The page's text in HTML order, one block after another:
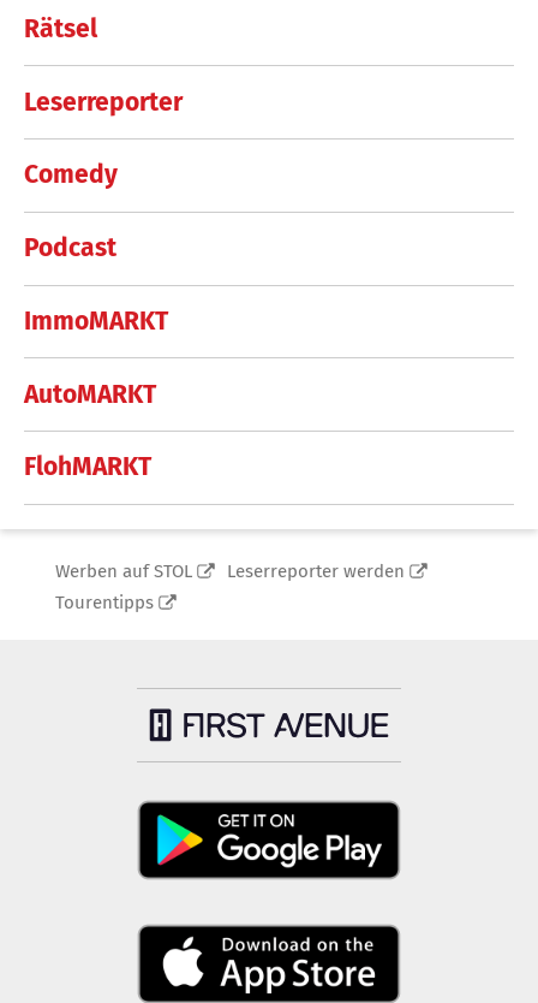
Rätsel
Leserreporter
Comedy
Podcast
ImmoMARKT
AutoMARKT
FlohMARKT
Werben auf STOL
Leserreporter werden
Tourentipps